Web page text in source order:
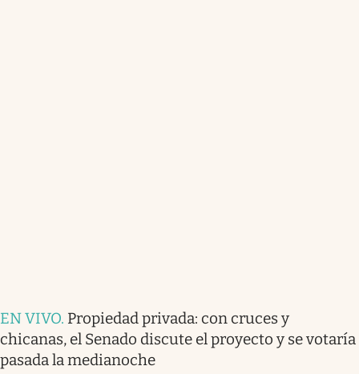
EN VIVO. Propiedad privada: con cruces y
chicanas, el Senado discute el proyecto y se votaría
pasada la medianoche